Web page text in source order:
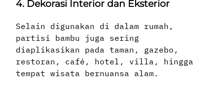
4. Dekorasi Interior dan Eksterior
Selain digunakan di dalam rumah,
partisi bambu juga sering
diaplikasikan pada taman, gazebo,
restoran, café, hotel, villa, hingga
tempat wisata bernuansa alam.